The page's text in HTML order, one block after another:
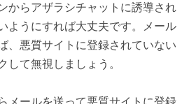
からアザラシチャットに誘導され
ようにすれば大丈夫です。メール
、悪質サイトに登録されていない
して無視しましょう。